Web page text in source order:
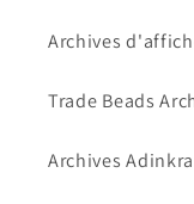
Archives
Trade Beads
Archives Adinkra